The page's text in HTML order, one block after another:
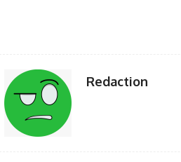
Redaction